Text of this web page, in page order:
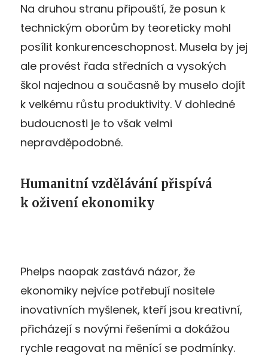
Na druhou stranu připouští, že posun k
technickým oborům by teoreticky mohl
posílit konkurenceschopnost. Musela by jej
ale provést řada středních a vysokých
škol najednou a současně by muselo dojít
k velkému růstu produktivity. V dohledné
budoucnosti je to však velmi
nepravděpodobné.
Humanitní vzdělávání přispívá
k oživení ekonomiky
Phelps naopak zastává názor, že
ekonomiky nejvíce potřebují nositele
inovativních myšlenek, kteří jsou kreativní,
přicházejí s novými řešeními a dokážou
rychle reagovat na měnící se podmínky.